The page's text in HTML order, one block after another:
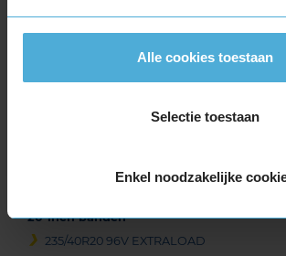
Alle cookies toestaan
Selectie toestaan
Enkel noodzakelijke
235/55R19 105V EXTRALOAD
255/65R19 114V EXTRALOAD
20-inch banden
235/40R20 96V EXTRALOAD